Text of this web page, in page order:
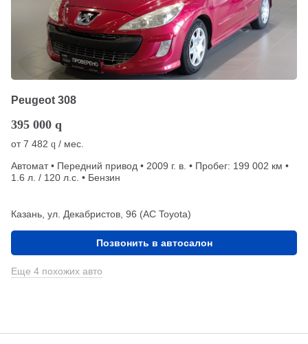
Peugeot 308
395 000 q
от7 482 q / мес.
Автомат • Передний привод • 2009 г. в. • Пробег: 199 002 км •
1.6 л. / 120 л.с. • Бензин
Казань, ул. Декабристов, 96 (АС Toyota)
Позвонить в автосалон
Еще 4 похожих авто